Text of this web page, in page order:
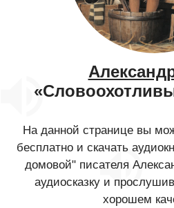
На данной странице вы
бесплатно и скачать
домовой" писателя
аудиосказку и
хорошем